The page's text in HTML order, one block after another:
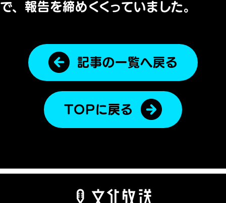
で、報告を締めくくっていました。
記事の一覧へ戻る
TOPに戻る